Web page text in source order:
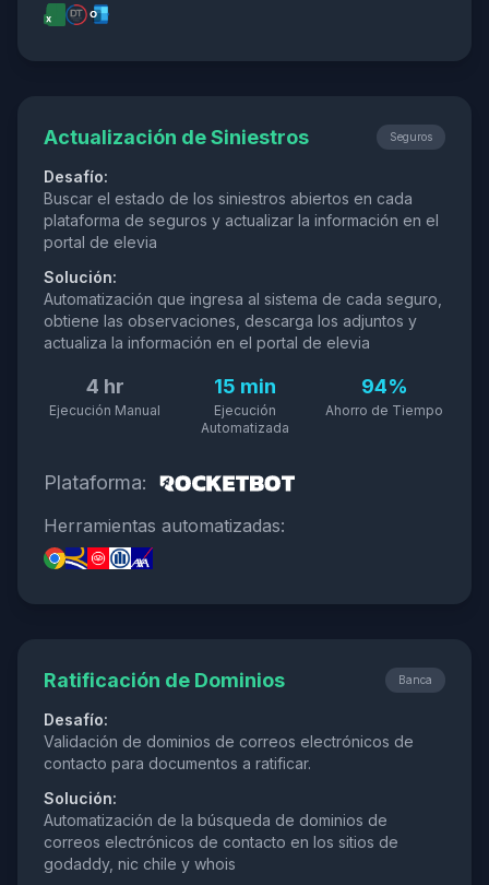
Actualización de Siniestros Seguros
Desafío:
Buscar el estado de los siniestros abiertos en cada
plataforma de seguros y actualizar la información en el
portal de elevia
Solución:
Automatización que ingresa al sistema de cada seguro,
obtiene las observaciones, descarga los adjuntos y
actualiza la información en el portal de elevia
4 hr
Ejecución Manual
15 min
Ejecución
Automatizada
94%
Ahorro de Tiempo
Plataforma:
Herramientas automatizadas:
Ratificación de Dominios Banca
Desafío:
Validación de dominios de correos electrónicos de
contacto para documentos a ratificar.
Solución:
Automatización de la búsqueda de dominios de
correos electrónicos de contacto en los sitios de
godaddy, nic chile y whois